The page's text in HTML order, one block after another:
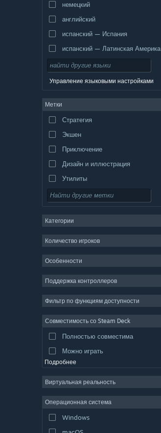
немецкий
английский
испанский — Испания
испанский — Латинская Америка
Управление языковыми настройками
Метки
Стратегия
Экшен
Приключение
Дизайн и иллюстрация
Утилиты
Бесплатная игра
ММО
Симулятор
Видеопродакшн
Обработка фото
Категории
Количество игроков
Особенности
Поддержка контроллеров
Фильтр по функциям доступности
Совместимость со Steam Deck
Полностью совместима
Можно играть
Подробнее
Виртуальная реальность
Операционная система
Windows